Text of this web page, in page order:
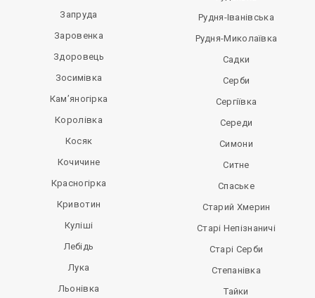
Запруда
Заровенка
Здоровець
Зосимівка
Кам’яногірка
Королівка
Косяк
Кочичине
Красногірка
Кривотин
Куліші
Лебідь
Лука
Льонівка
Рудня-Іванівська
Рудня-Миколаївка
Садки
Серби
Сергіївка
Середи
Симони
Ситне
Спаське
Старий Хмерин
Старі Непізнаничі
Старі Серби
Степанівка
Тайки